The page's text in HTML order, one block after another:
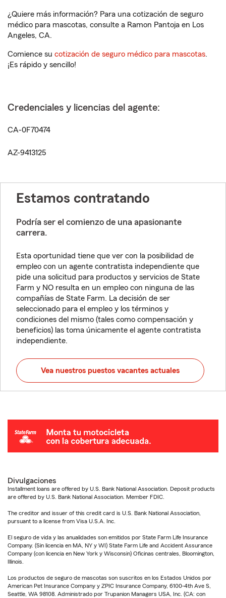
¿Quiere más información? Para una cotización de seguro
médico para mascotas, consulte a Ramon Pantoja en Los
Angeles, CA.
Comience su cotización de seguro médico para mascotas.
¡Es rápido y sencillo!
Credenciales y licencias del agente:
CA-0F70474
AZ-9413125
Estamos contratando
Podría ser el comienzo de una apasionante
carrera.
Esta oportunidad tiene que ver con la posibilidad de
empleo con un agente contratista independiente que
pide una solicitud para productos y servicios de State
Farm y NO resulta en un empleo con ninguna de las
compañías de State Farm. La decisión de ser
seleccionado para el empleo y los términos y
condiciones del mismo (tales como compensación y
beneficios) las toma únicamente el agente contratista
independiente.
Vea nuestros puestos vacantes actuales
Divulgaciones
Installment loans are offered by U.S. Bank National Association. Deposit products
are offered by U.S. Bank National Association. Member FDIC.
The creditor and issuer of this credit card is U.S. Bank National Association,
pursuant to a license from Visa U.S.A. Inc.
El seguro de vida y las anualidades son emitidos por State Farm Life Insurance
Company. (Sin licencia en MA, NY y WI) State Farm Life and Accident Assurance
Company (con licencia en New York y Wisconsin) Oficinas centrales, Bloomington,
Illinois.
Los productos de seguro de mascotas son suscritos en los Estados Unidos por
American Pet Insurance Company y ZPIC Insurance Company, 6100-4th Ave S,
Seattle, WA 98108. Administrado por Trupanion Managers USA, Inc. (CA: con